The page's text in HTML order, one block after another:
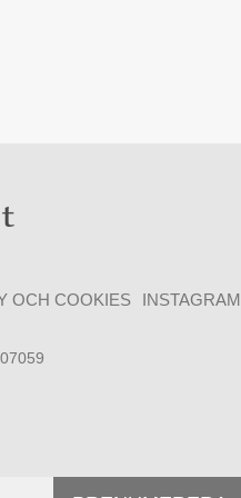
OCH COOKIES INSTAGRAM